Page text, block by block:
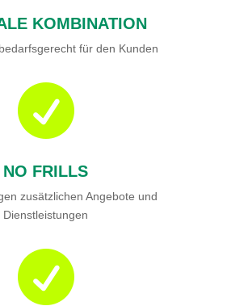
KOMBINATION
für den Kunden

NO FRILLS
zusätzlichen Angebote und
Dienstleistungen
